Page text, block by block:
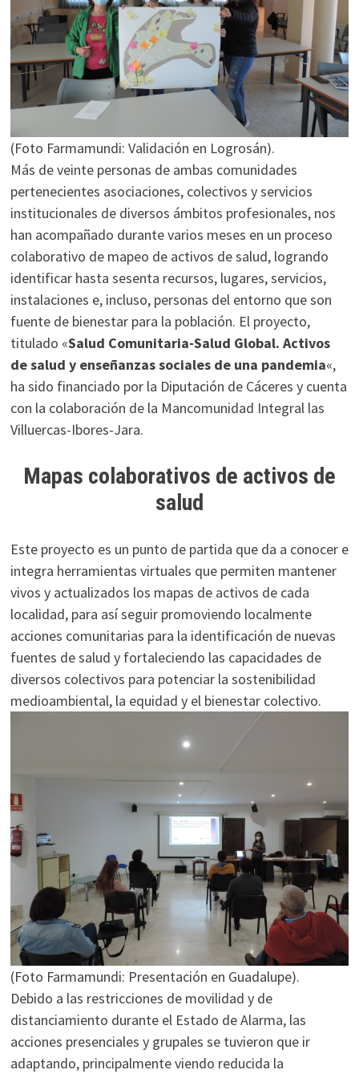
(Foto Farmamundi: Validación en Logrosán).
Más de veinte personas de ambas comunidades
pertenecientes asociaciones, colectivos y servicios
institucionales de diversos ámbitos profesionales, nos
han acompañado durante varios meses en un proceso
colaborativo de mapeo de activos de salud, logrando
identificar hasta sesenta recursos, lugares, servicios,
instalaciones e, incluso, personas del entorno que son
fuente de bienestar para la población. El proyecto,
titulado «Salud Comunitaria-Salud Global. Activos
de salud y enseñanzas sociales de una pandemia«,
ha sido financiado por la Diputación de Cáceres y cuenta
con la colaboración de la Mancomunidad Integral las
Villuercas-Ibores-Jara.
Mapas colaborativos de activos de
salud
Este proyecto es un punto de partida que da a conocer e
integra herramientas virtuales que permiten mantener
vivos y actualizados los mapas de activos de cada
localidad, para así seguir promoviendo localmente
acciones comunitarias para la identificación de nuevas
fuentes de salud y fortaleciendo las capacidades de
diversos colectivos para potenciar la sostenibilidad
medioambiental, la equidad y el bienestar colectivo.
(Foto Farmamundi: Presentación en Guadalupe).
Debido a las restricciones de movilidad y de
distanciamiento durante el Estado de Alarma, las
acciones presenciales y grupales se tuvieron que ir
adaptando, principalmente viendo reducida la